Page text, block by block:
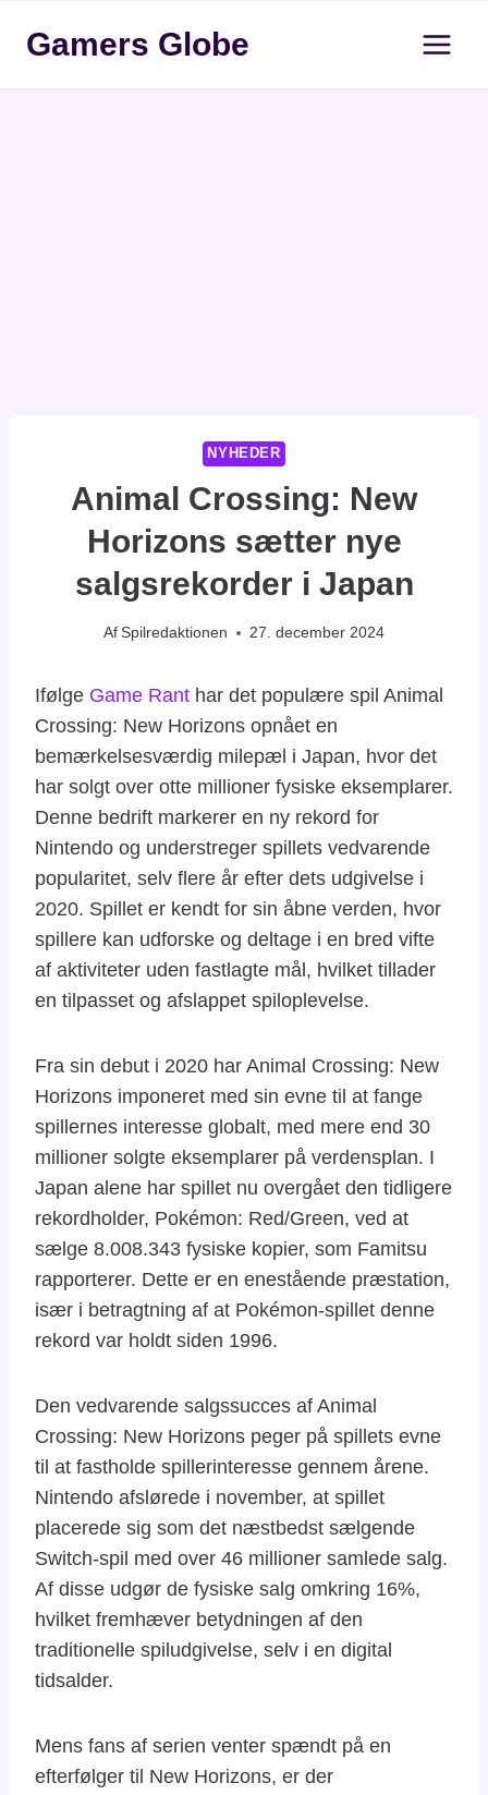
Gamers Globe
NYHEDER
Animal Crossing: New
Horizons sætter nye
salgsrekorder i Japan
AfSpilredaktionen 27. december 2024
Ifølge Game Rant har det populære spil Animal
Crossing: New Horizons opnået en
bemærkelsesværdig milepæl i Japan, hvor det
har solgt over otte millioner fysiske eksemplarer.
Denne bedrift markerer en ny rekord for
Nintendo og understreger spillets vedvarende
popularitet, selv flere år efter dets udgivelse i
2020. Spillet er kendt for sin åbne verden, hvor
spillere kan udforske og deltage i en bred vifte
af aktiviteter uden fastlagte mål, hvilket tillader
en tilpasset og afslappet spiloplevelse.
Fra sin debut i 2020 har Animal Crossing: New
Horizons imponeret med sin evne til at fange
spillernes interesse globalt, med mere end 30
millioner solgte eksemplarer på verdensplan. I
Japan alene har spillet nu overgået den tidligere
rekordholder, Pokémon: Red/Green, ved at
sælge 8.008.343 fysiske kopier, som Famitsu
rapporterer. Dette er en enestående præstation,
især i betragtning af at Pokémon-spillet denne
rekord var holdt siden 1996.
Den vedvarende salgssucces af Animal
Crossing: New Horizons peger på spillets evne
til at fastholde spillerinteresse gennem årene.
Nintendo afslørede i november, at spillet
placerede sig som det næstbedst sælgende
Switch-spil med over 46 millioner samlede salg.
Af disse udgør de fysiske salg omkring 16%,
hvilket fremhæver betydningen af den
traditionelle spiludgivelse, selv i en digital
tidsalder.
Mens fans af serien venter spændt på en
efterfølger til New Horizons, er der